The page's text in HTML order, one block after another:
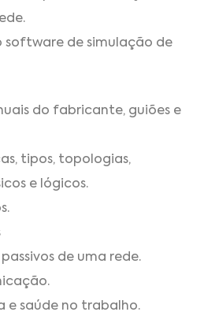
software de simulação de
do fabricante, guiões e
tipos, topologias,
e lógicos.
de uma rede.
e saúde no trabalho.